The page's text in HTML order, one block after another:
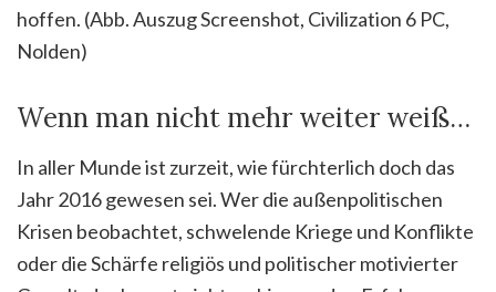
hoffen. (Abb. Auszug Screenshot, Civilization 6 PC,
Nolden)
Wenn man nicht mehr weiter weiß…
In aller Munde ist zurzeit, wie fürchterlich doch das
Jahr 2016 gewesen sei. Wer die außenpolitischen
Krisen beobachtet, schwelende Kriege und Konflikte
oder die Schärfe religiös und politischer motivierter